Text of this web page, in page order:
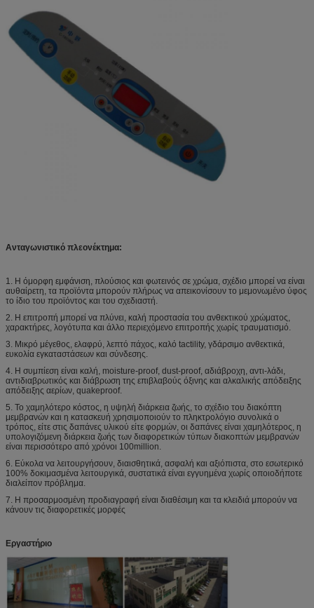
Ανταγωνιστικό πλεονέκτημα:
1. Η όμορφη εμφάνιση, πλούσιος και φωτεινός σε χρώμα, σχέδιο μπορεί να είναι
αυθαίρετη, τα προϊόντα μπορούν πλήρως να απεικονίσουν το μεμονωμένο ύφος
το ίδιο του προϊόντος και του σχεδιαστή.
2. Η επιτροπή μπορεί να πλύνει, καλή προστασία του ανθεκτικού χρώματος,
χαρακτήρες, λογότυπα και άλλο περιεχόμενο επιτροπής χωρίς τραυματισμό.
3. Μικρό μέγεθος, ελαφρύ, λεπτό πάχος, καλό tactility, γδάρσιμο ανθεκτικά,
ευκολία εγκαταστάσεων και σύνδεσης.
4. Η συμπίεση είναι καλή, moisture-proof, dust-proof, αδιάβροχη, αντι-λάδι,
αντιδιαβρωτικός και διάβρωση της επιβλαβούς όξινης και αλκαλικής απόδειξης
απόδειξης αερίων, quakeproof.
5. Το χαμηλότερο κόστος, η υψηλή διάρκεια ζωής, το σχέδιο του διακόπτη
μεμβρανών και η κατασκευή χρησιμοποιούν το πληκτρολόγιο συνολικά ο
τρόπος, είτε στις δαπάνες υλικού είτε φορμών, οι δαπάνες είναι χαμηλότερος, η
υπολογιζόμενη διάρκεια ζωής των διαφορετικών τύπων διακοπτών μεμβρανών
είναι περισσότερο από χρόνοι 100million.
6. Εύκολα να λειτουργήσουν, διαισθητικά, ασφαλή και αξιόπιστα, στο εσωτερικό
100% δοκιμασμένα λειτουργικά, συστατικά είναι εγγυημένα χωρίς οποιοδήποτε
διαλείπον πρόβλημα.
7. Η προσαρμοσμένη προδιαγραφή είναι διαθέσιμη και τα κλειδιά μπορούν να
κάνουν τις διαφορετικές μορφές
Εργαστήριο